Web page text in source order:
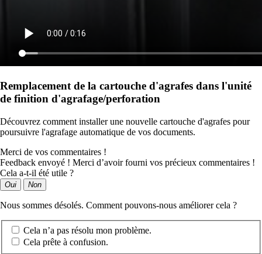
Remplacement de la cartouche d'agrafes dans l'unité
de finition d'agrafage/perforation
Découvrez comment installer une nouvelle cartouche d'agrafes pour
poursuivre l'agrafage automatique de vos documents.
Merci de vos commentaires !
Feedback envoyé ! Merci d’avoir fourni vos précieux commentaires !
Cela a-t-il été utile ?
Oui Non
Nous sommes désolés. Comment pouvons-nous améliorer cela ?
Cela n’a pas résolu mon problème.
Cela prête à confusion.